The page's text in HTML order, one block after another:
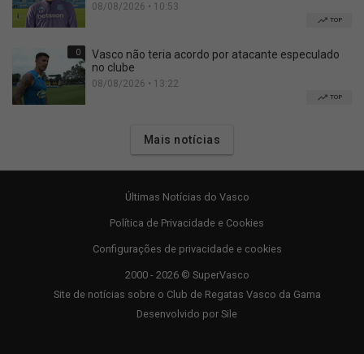
08/08/2026 • 10:53
TOP
0
Vasco não teria acordo por atacante especulado
no clube
08/08/2026 • 13:22
TOP
Mais notícias
Últimas Notícias do Vasco
Política de Privacidade e Cookies
Configurações de privacidade e cookies
2000 - 2026 © SuperVasco
Site de notícias sobre o Club de Regatas Vasco da Gama
Desenvolvido por Sile